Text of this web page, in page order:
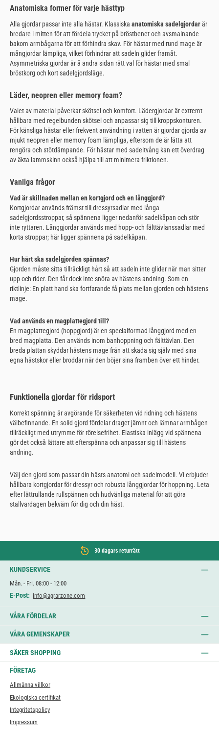
Anatomiska former för varje hästtyp
Alla gjordar passar inte alla hästar. Klassiska anatomiska sadelgjordarär
bredare i mitten för att fördela trycket på bröstbenet och avsmalnande
bakom armbågarna för att förhindra skav. För hästar med rund mage är
mångjordar lämpliga, vilket förhindrar att sadeln glider framåt.
Asymmetriska gjordar är å andra sidan rätt val för hästar med smal
bröstkorg och kort sadelgjordsläge.
Läder, neopren eller memory foam?
Valet av material påverkar skötsel och komfort. Lädergjordar är extremt
hållbara med regelbunden skötsel och anpassar sig till kroppskonturen.
För känsliga hästar eller frekvent användning i vatten är gjordar gjorda av
mjukt neopren eller memory foam lämpliga, eftersom de är lätta att
rengöra och stötdämpande. För hästar med sadeltvång kan ett överdrag
av äkta lammskinn också hjälpa till att minimera friktionen.
Vanliga frågor
Vad är skillnaden mellan en kortgjord och en långgjord?
Kortgjordar används främst till dressyrsadlar med långa
sadelgjordsstroppar, så spännena ligger nedanför sadelkåpan och stör
inte ryttaren. Långgjordar används med hopp- och fälttävlanssadlar med
korta stroppar; här ligger spännena på sadelkåpan.
Hur hårt ska sadelgjorden spännas?
Gjorden måste sitta tillräckligt hårt så att sadeln inte glider när man sitter
upp och rider. Den får dock inte snöra av hästens andning. Som en
riktlinje: En platt hand ska fortfarande få plats mellan gjorden och hästens
mage.
Vad används en magplattegjord till?
En magplattegjord (hoppgjord) är en specialformad långgjord med en
bred magplatta. Den används inom banhoppning och fälttävlan. Den
breda plattan skyddar hästens mage från att skada sig själv med sina
egna hästskor eller broddar när den böjer sina framben över ett hinder.
Funktionella gjordar för ridsport
Korrekt spänning är avgörande för säkerheten vid ridning och hästens
välbefinnande. En solid gjord fördelar draget jämnt och lämnar armbågen
tillräckligt med utrymme för rörelsefrihet. Elastiska inlägg vid spännena
gör det också lättare att efterspänna och anpassar sig till hästens
andning.
Välj den gjord som passar din hästs anatomi och sadelmodell. Vi erbjuder
hållbara kortgjordar för dressyr och robusta långgjordar för hoppning. Leta
efter lättrullande rullspännen och hudvänliga material för att göra
stallvardagen bekväm för dig och din häst.
30 dagars returrätt
KUNDSERVICE
Mån. - Fri. 08:00 - 12:00
E-Post: info@agrarzone.com
VÅRA FÖRDELAR
VÅRA GEMENSKAPER
SÄKER SHOPPING
FÖRETAG
Allmänna villkor
Ekologiska certifikat
Integritetspolicy
Impressum